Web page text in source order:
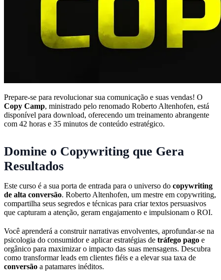
Prepare-se para revolucionar sua comunicação e suas vendas! O
Copy Camp, ministrado pelo renomado Roberto Altenhofen, está
disponível para download, oferecendo um treinamento abrangente
com 42 horas e 35 minutos de conteúdo estratégico.
Domine o Copywriting que Gera
Resultados
Este curso é a sua porta de entrada para o universo do copywriting
de alta conversão. Roberto Altenhofen, um mestre em copywriting,
compartilha seus segredos e técnicas para criar textos persuasivos
que capturam a atenção, geram engajamento e impulsionam o ROI.
Você aprenderá a construir narrativas envolventes, aprofundar-se na
psicologia do consumidor e aplicar estratégias de tráfego pago e
orgânico para maximizar o impacto das suas mensagens. Descubra
como transformar leads em clientes fiéis e a elevar sua taxa de
conversão a patamares inéditos.